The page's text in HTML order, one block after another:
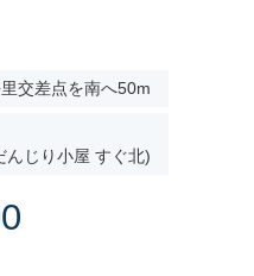
交差点を南へ50m
んじり小屋 すぐ北)